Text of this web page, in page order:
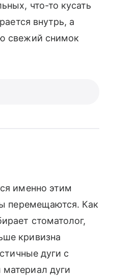
что-то кусать
внутрь, а
свежий снимок
именно этим
перемещаются. Как
стоматолог,
кривизна
дуги с
дуги